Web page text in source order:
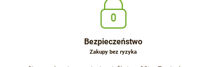
Bezpieczeństwo
Zakupy bez ryzyka